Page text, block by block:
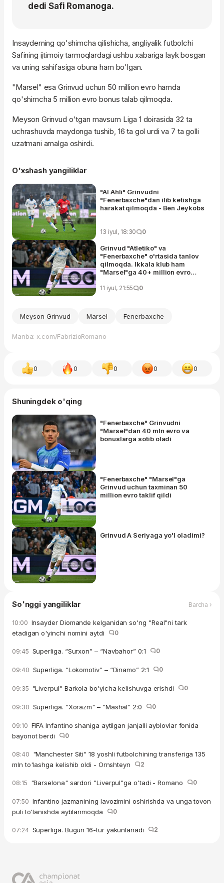
dedi Safi Romanoga.
Insayderning qo'shimcha qilishicha, angliyalik futbolchi
Safining ijtimoiy tarmoqlardagi ushbu xabariga layk bosgan
va uning sahifasiga obuna ham bo'lgan.
"Marsel" esa Grinvud uchun 50 million evro hamda
qo'shimcha 5 million evro bonus talab qilmoqda.
Meyson Grinvud o'tgan mavsum Liga 1 doirasida 32 ta
uchrashuvda maydonga tushib, 16 ta gol urdi va 7 ta golli
uzatmani amalga oshirdi.
O'xshash yangiliklar
"Al Ahli" Grinvudni
"Fenerbaxche"dan ilib ketishga
harakat qilmoqda - Ben Jeykobs
13 iyul, 18:30 0
Grinvud "Atletiko" va
"Fenerbaxche" o'rtasida tanlov
qilmoqda. Ikkala klub ham
"Marsel"ga 40+ million evro
11 iyul, 21:55 0
Meyson Grinvud Marsel Fenerbaxche
Manba: x.com/FabrizioRomano
0 0 0 0 0
Shuningdek o'qing
"Fenerbaxche" Grinvudni
"Marsel"dan 40 mln evro va
bonuslarga sotib oladi
"Fenerbaxche" "Marsel"ga
Grinvud uchun taxminan 50
million evro taklif qildi
Grinvud A Seriyaga yo'l oladimi?
So'nggi yangiliklar Barcha ›
10:00 Insayder Diomande kelganidan so'ng "Real"ni tark
etadigan o'yinchi nomini aytdi
0
09:45 Superliga. “Surxon” – “Navbahor” 0:1 0
09:40 Superliga. “Lokomotiv” – “Dinamo” 2:1 0
09:35 "Liverpul" Barkola bo'yicha kelishuvga erishdi 0
09:30 Superliga. "Xorazm" – "Mashal" 2:0 0
09:10 FIFA Infantino shaniga aytilgan janjalli ayblovlar fonida
bayonot berdi
0
08:40 "Manchester Siti" 18 yoshli futbolchining transferiga 135
mln to'lashga kelishib oldi - Ornshteyn
2
08:15 "Barselona" sardori "Liverpul"ga o'tadi - Romano 0
07:50 Infantino jazmanining lavozimini oshirishda va unga tovon
puli to'lanishda ayblanmoqda
0
07:24 Superliga. Bugun 16-tur yakunlanadi 2